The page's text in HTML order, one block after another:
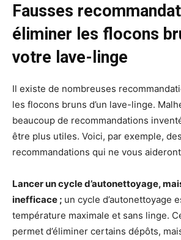
Fausses
éliminer les flocons
votre lave-linge
Il existe de nombreuses
les flocons bruns d’un lave-linge.
beaucoup de recommandations
être plus utiles. Voici, par exemple, des
recommandations qui ne vous
Lancer un cycle d’autonettoyage,
inefficace ; un cycle d’autonettoyage
température maximale et sans linge.
permet d’éliminer certains dépôts,